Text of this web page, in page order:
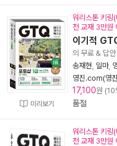
미리보기
워리스톤 키링(
천 교재 3만원
이기적
의 무료 & 답
송재현 일마,
영진.com(영
17,100원
품절
워리스톤 키링(
천 교재 3만원